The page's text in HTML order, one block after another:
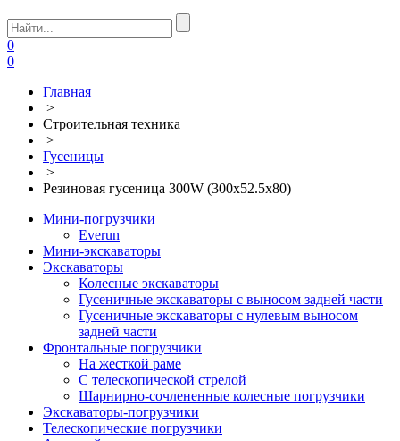
0
0
Главная
>
Строительная техника
>
Гусеницы
>
Резиновая гусеница 300W (300х52.5х80)
Мини-погрузчики
Everun
Мини-экскаваторы
Экскаваторы
Колесные экскаваторы
Гусеничные экскаваторы с выносом задней части
Гусеничные экскаваторы с нулевым выносом
задней части
Фронтальные погрузчики
На жесткой раме
С телескопической стрелой
Шарнирно-сочлененные колесные погрузчики
Экскаваторы-погрузчики
Телескопические погрузчики